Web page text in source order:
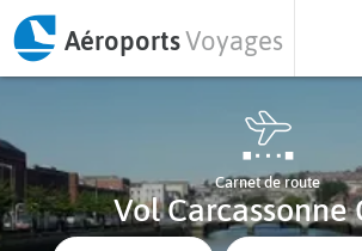
AéroportsVoyages
Carnet de route
Vol Carcassonne